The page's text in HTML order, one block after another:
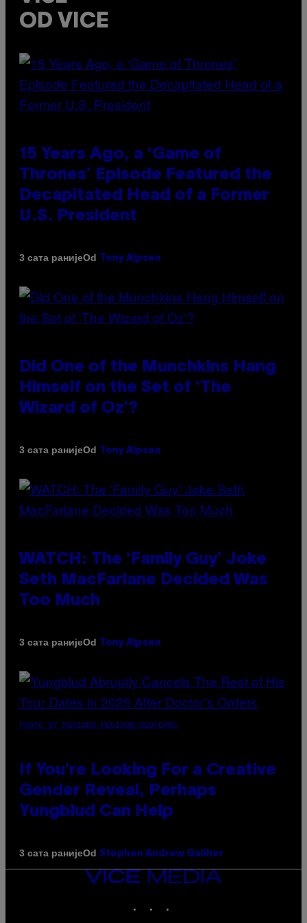
OD VICE
15 Years Ago, a ‘Game of
Thrones’ Episode Featured the
Decapitated Head of a Former
U.S. President
3 сата ранијеOd Tony Alpsen
Did One of the Munchkins Hang
Himself on the Set of ‘The
Wizard of Oz’?
3 сата ранијеOd Tony Alpsen
WATCH: The ‘Family Guy’ Joke
Seth MacFarlane Decided Was
Too Much
3 сата ранијеOd Tony Alpsen
PHOTO BY MARIANO REGIDOR/REDFERNS
If You’re Looking For a Creative
Gender Reveal, Perhaps
Yungblud Can Help
3 сата ранијеOd Stephen Andrew Galiher
VICE
MEDIA